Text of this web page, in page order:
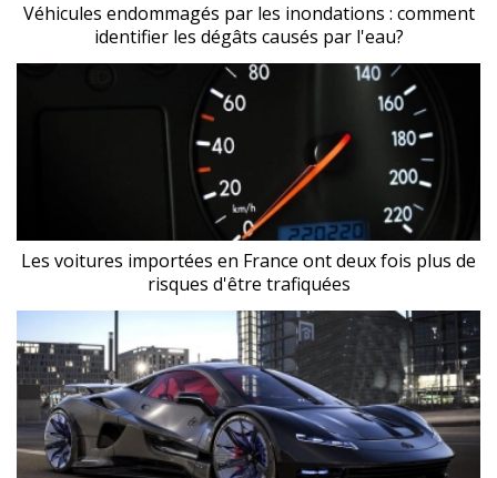
Véhicules endommagés par les inondations : comment
identifier les dégâts causés par l'eau?
Les voitures importées en France ont deux fois plus de
risques d'être trafiquées